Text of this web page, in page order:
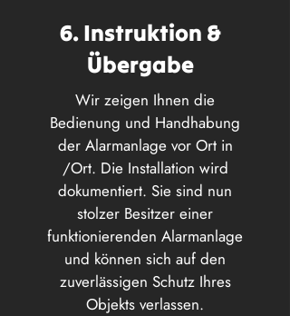
6. Instruktion &
Übergabe
Wir zeigen Ihnen die
Bedienung und Handhabung
der Alarmanlage vor Ort in
/Ort. Die Installation wird
dokumentiert. Sie sind nun
stolzer Besitzer einer
funktionierenden Alarmanlage
und können sich auf den
zuverlässigen Schutz Ihres
Objekts verlassen.